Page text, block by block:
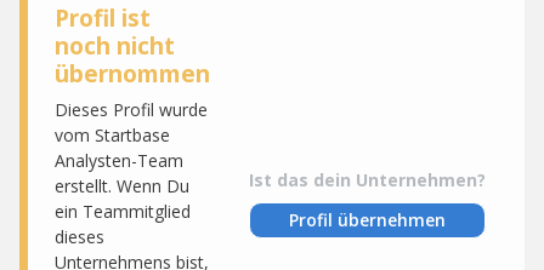
Profil ist
noch nicht
übernommen
Dieses Profil wurde
vom Startbase
Analysten-Team
erstellt. Wenn Du
ein Teammitglied
dieses
Unternehmens bist,
Ist das dein Unternehmen?
Profil übernehmen